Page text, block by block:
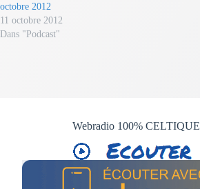
octobre 2012
11 octobre 2012
Dans "Podcast"
Webradio 100% CELTIQUE